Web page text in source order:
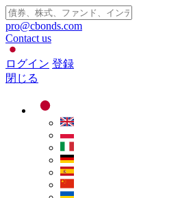
pro@cbonds.com
Contact us
ログイン 登録
閉じる